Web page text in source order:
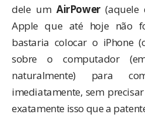
dele um AirPower(aquele
Apple que até hoje não
bastaria colocar o iPhone
sobre o computador
naturalmente) para
imediatamente, sem
exatamente isso que a